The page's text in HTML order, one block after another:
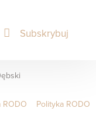
Subskrybuj
RODO Polityka RODO